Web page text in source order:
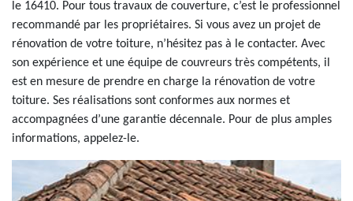
le 16410. Pour tous travaux de couverture, c’est le professionnel
recommandé par les propriétaires. Si vous avez un projet de
rénovation de votre toiture, n’hésitez pas à le contacter. Avec
son expérience et une équipe de couvreurs très compétents, il
est en mesure de prendre en charge la rénovation de votre
toiture. Ses réalisations sont conformes aux normes et
accompagnées d’une garantie décennale. Pour de plus amples
informations, appelez-le.